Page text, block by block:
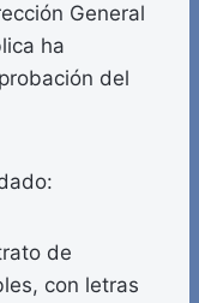
General
ha
del
de
con letras